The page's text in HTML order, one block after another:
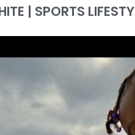
| SPORTS LIFESTY